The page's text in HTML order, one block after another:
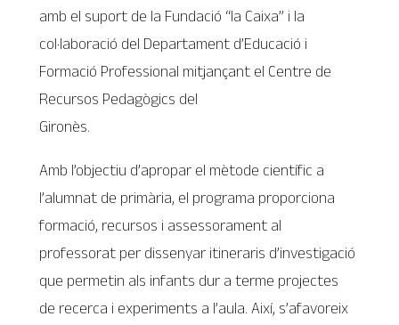
amb el suport de la Fundació “la Caixa” i la
col·laboració del Departament d’Educació i
Formació Professional mitjançant el Centre de
Recursos Pedagògics del
Gironès.
Amb l’objectiu d’apropar el mètode científic a
l’alumnat de primària, el programa proporciona
formació, recursos i assessorament al
professorat per dissenyar itineraris d’investigació
que permetin als infants dur a terme projectes
de recerca i experiments a l’aula. Així, s’afavoreix